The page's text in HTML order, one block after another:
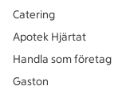
Catering
Apotek Hjärtat
Handla som företag
Gaston